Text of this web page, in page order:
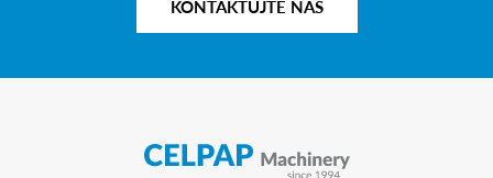
KONTAKTUJTE NÁS